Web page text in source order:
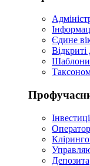
Єдине
Відкриті
Шаблони